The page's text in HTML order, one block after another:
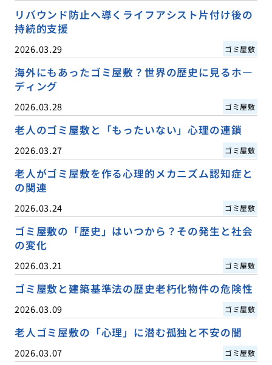
リバウンド防止へ導くライフアシスト片付け後の
持続的支援
2026.03.29 ゴミ屋敷
海外にもあったゴミ屋敷？世界の歴史に見るホ―
ディング
2026.03.28 ゴミ屋敷
老人のゴミ屋敷と「もったいない」心理の連鎖
2026.03.27 ゴミ屋敷
老人がゴミ屋敷を作る心理的メカニズム認知症と
の関連
2026.03.24 ゴミ屋敷
ゴミ屋敷の「歴史」はいつから？その発生と社会
の変化
2026.03.21 ゴミ屋敷
ゴミ屋敷と建築基準法の歴史老朽化物件の危険性
2026.03.09 ゴミ屋敷
老人ゴミ屋敷の「心理」に潜む孤独と不安の闇
2026.03.07 ゴミ屋敷